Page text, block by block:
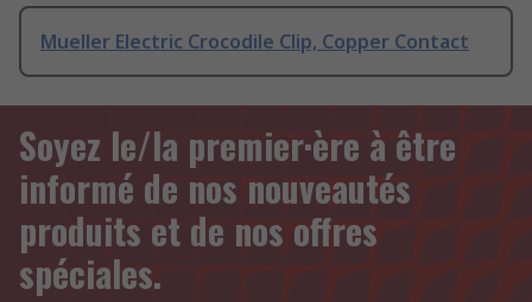
Mueller Electric Crocodile Clip, Copper Contact
Soyez le/la premier·ère à être
informé de nos nouveautés
produits et de nos offres
spéciales.